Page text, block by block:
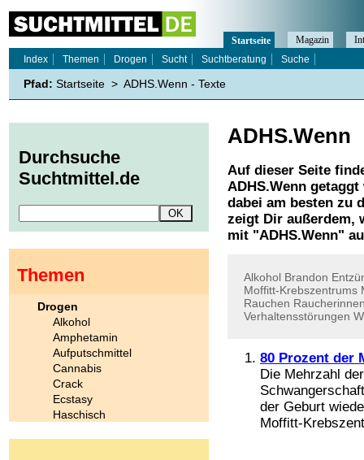
ADHS.Wenn
Auf dieser Seite
ADHS.Wenn getaggt
dabei am besten zu
zeigt Dir außerdem,
mit "ADHS.Wenn"
Alkohol Brandon
Moffitt-Krebszentrums
Rauchen
Verhaltensstörungen
80 Prozent der
Die Mehrzahl
der Geburt
Moffitt-
Startseite Magazin
Index
Themen Drogen Sucht Suchtberatung Suche
Pfad: Startseite > ADHS.Wenn - Texte
Durchsuche
Suchtmittel.de
Themen
Drogen
Alkohol
Amphetamin
Aufputschmittel
Cannabis
Crack
Ecstasy
Haschisch